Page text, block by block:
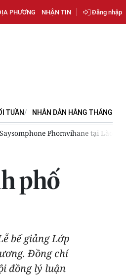
PHƯƠNG NHẬN TIN Đăng nhập
TUẦN NHÂN DÂN HẰNG THÁNG
tại Lào Xây dựng
phố
bế giảng Lớp
Đồng chí
đồng lý luận